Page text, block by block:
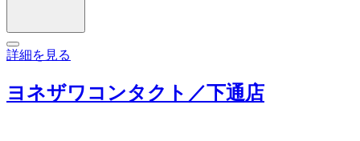
詳細を見る
ヨネザワコンタクト／下通店